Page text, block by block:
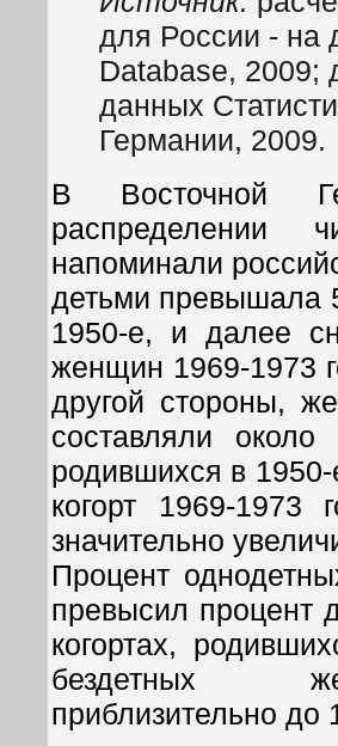
для России - на
Database, 2009;
данных
Германии, 2009.
В Восточной
напоминали
детьми превышала
1950-е, и далее
женщин 1969-1973
другой стороны,
составляли
родившихся в 1950-
когорт 1969-1973
значительно
Процент
превысил процент
когортах,
бездетных
приблизительно до